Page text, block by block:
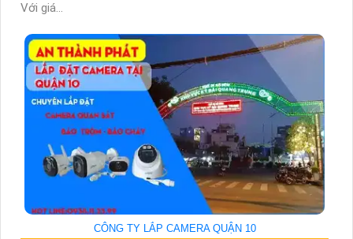
Với giá...
CÔNG TY LẮP CAMERA QUẬN 10